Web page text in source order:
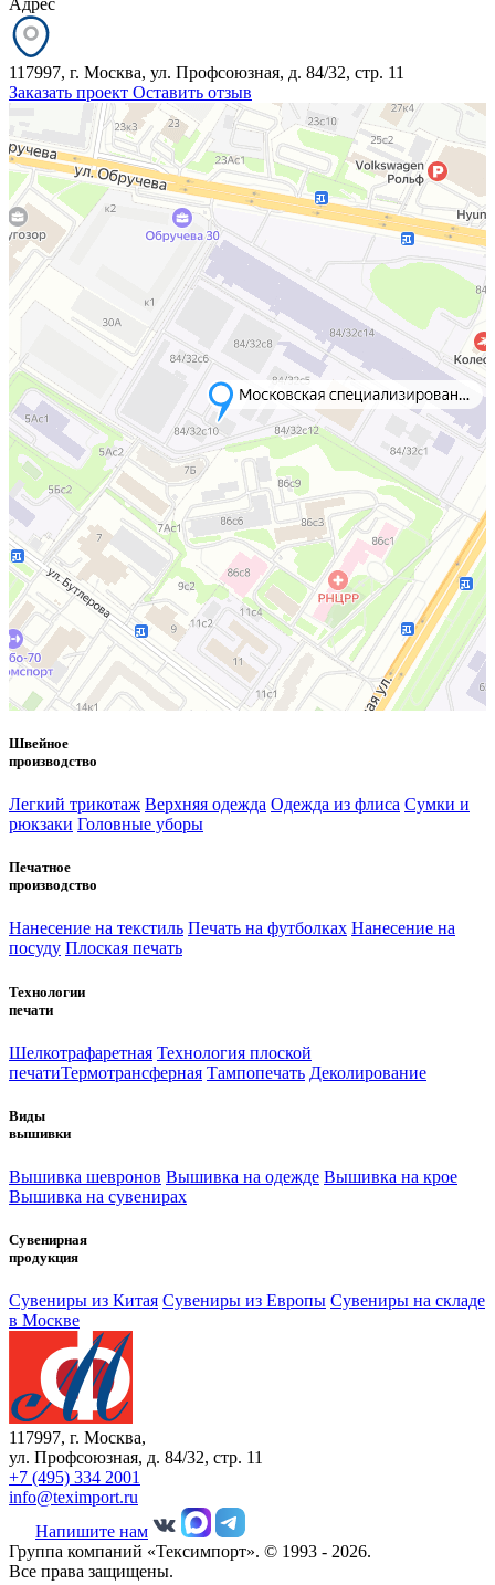
117997, г. Москва, ул. Профсоюзная, д. 84/32, стр. 11
Заказать проект Оставить отзыв
Швейное
производство
Легкий трикотаж Верхняя одежда Одежда из флиса Сумки и
рюкзаки Головные уборы
Печатное
производство
Нанесение на текстиль Печать на футболках Нанесение на
посуду Плоская печать
Технологии
печати
Шелкотрафаретная Технология плоской
печатиТермотрансферная Тампопечать Деколирование
Виды
вышивки
Вышивка шевронов Вышивка на одежде Вышивка на крое
Вышивка на сувенирах
Сувенирная
продукция
Сувениры из Китая Сувениры из Европы Сувениры на складе
в Москве
117997, г. Москва,
ул. Профсоюзная, д. 84/32, стр. 11
+7 (495) 334 2001
info@teximport.ru
Напишите нам
Группа компаний «Тексимпорт». © 1993 - 2026.
Все права защищены.